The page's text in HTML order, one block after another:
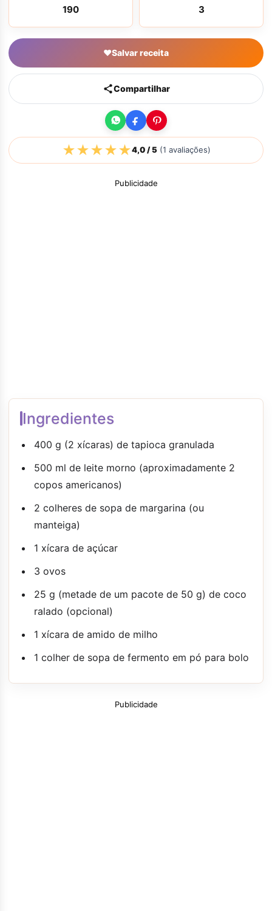
190 3
♥Salvar receita
Compartilhar
★★★★★4,0/ 5(1 avaliações)
Publicidade
Ingredientes
400 g (2 xícaras) de tapioca granulada
500 ml de leite morno (aproximadamente 2
copos americanos)
2 colheres de sopa de margarina (ou
manteiga)
1 xícara de açúcar
3 ovos
25 g (metade de um pacote de 50 g) de coco
ralado (opcional)
1 xícara de amido de milho
1 colher de sopa de fermento em pó para bolo
Publicidade